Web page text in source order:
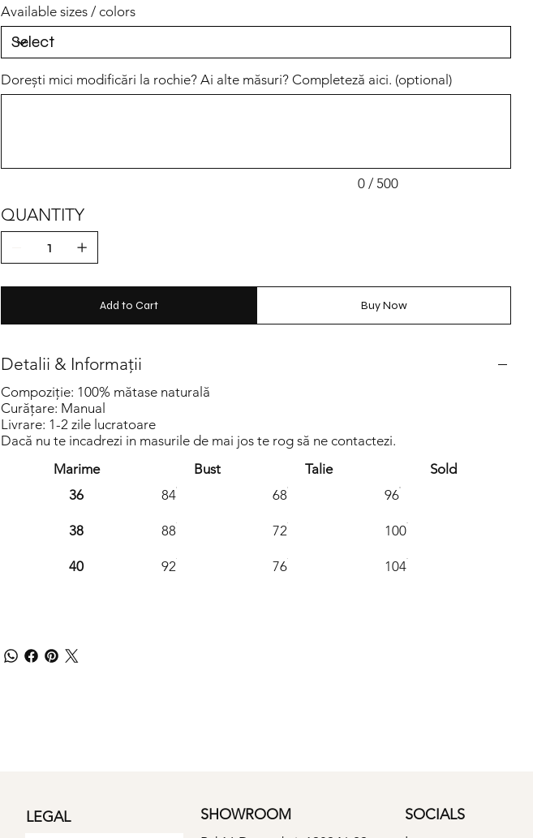
Available sizes / colors
Dorești mici modificări la rochie? Ai alte măsuri? Completeză aici. (optional)
0 / 500
QUANTITY
Add to Cart Buy Now
Detalii & Informații
Compoziție: 100% mătase naturală
Curățare: Manual
Livrare: 1-2 zile lucratoare
Dacă nu te incadrezi in masurile de mai jos te rog să ne contactezi.
Marime
Bust Talie
Sold
36
84 68 96
38 88 72 100
40 92 76 104
LEGAL SHOWROOM SOCIALS